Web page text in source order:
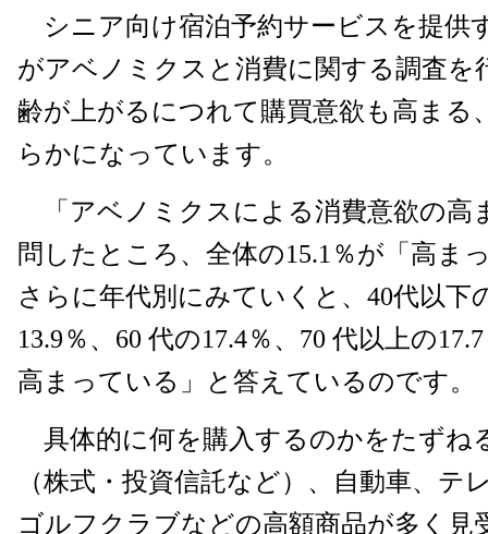
シニア向け宿泊予約サービスを提供
がアベノミクスと消費に関する調査を
齢が上がるにつれて購買意欲も高まる
らかになっています。
「アベノミクスによる消費意欲の高
問したところ、全体の15.1％が「高ま
さらに年代別にみていくと、40代以下
13.9％、60 代の17.4％、70 代以上の
高まっている」と答えているのです。
具体的に何を購入するのかをたずね
（株式・投資信託など）、自動車、テ
ゴルフクラブなどの高額商品が多く見